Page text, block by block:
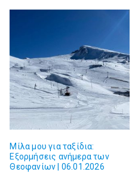
Μίλα μου για ταξίδια:
Εξορμήσεις ανήμερα των
Θεοφανίων | 06.01.2026